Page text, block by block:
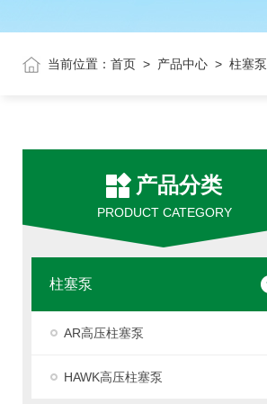
当前位置： 首页 > 产品中心 > 柱塞泵
产品分类
PRODUCT CATEGORY
柱塞泵
AR高压柱塞泵
HAWK高压柱塞泵